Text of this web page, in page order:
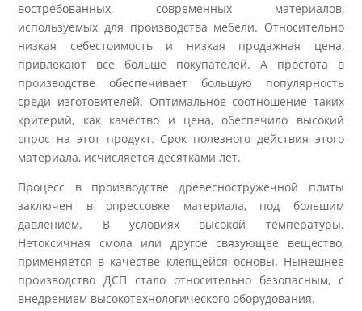
востребованных, современных материалов,
используемых для производства мебели. Относительно
низкая себестоимость и низкая продажная цена,
привлекают все больше покупателей. А простота в
производстве обеспечивает большую популярность
среди изготовителей. Оптимальное соотношение таких
критерий, как качество и цена, обеспечило высокий
спрос на этот продукт. Срок полезного действия этого
материала, исчисляется десятками лет.
Процесс в производстве древесностружечной плиты
заключен в опрессовке материала, под большим
давлением. В условиях высокой температуры.
Нетоксичная смола или другое связующее вещество,
применяется в качестве клеящейся основы. Нынешнее
производство ДСП стало относительно безопасным, с
внедрением высокотехнологического оборудования.